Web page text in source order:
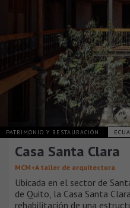
PATRIMONIO Y RESTAURACIÓN
Casa Santa Clara
MCM+A taller de arquitectura
Ubicada en el sector de
de Quito, la Casa Santa
rehabilitación de una